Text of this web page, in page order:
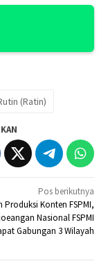
(Ratin)
Pos berikutnya
Produksi Konten FSPMI,
Nasional FSPMI
Gabungan 3 Wilayah